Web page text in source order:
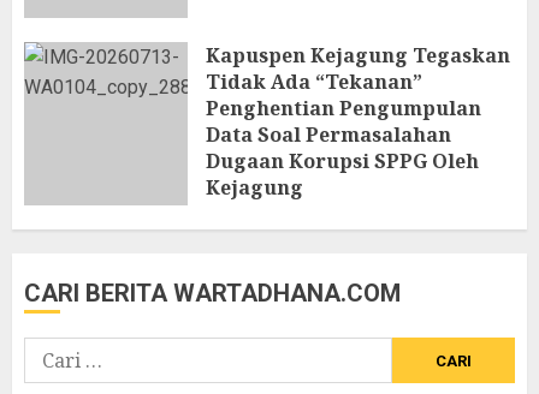
Kapuspen Kejagung Tegaskan
Tidak Ada “Tekanan”
Penghentian Pengumpulan
Data Soal Permasalahan
Dugaan Korupsi SPPG Oleh
Kejagung
CARI BERITA WARTADHANA.COM
Cari
untuk: